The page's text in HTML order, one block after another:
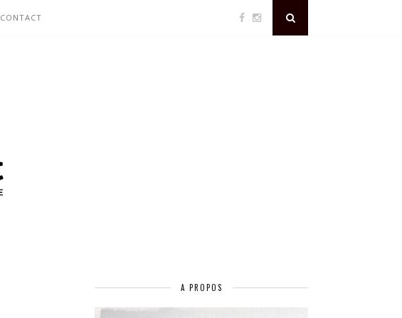
CONTACT
A PROPOS